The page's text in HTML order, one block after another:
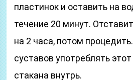
пластинок и оставить на
течение 20 минут.
на 2 часа, потом
суставов употреблять
стакана внутрь.